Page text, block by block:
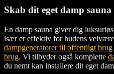
Skab dit eget damp
En damp sauna giver dig
især er effektiv for hudens
dampgeneratorer til offentligt brug
brug. Vi tilbyder også komplette
du nemt kan installere dit eget